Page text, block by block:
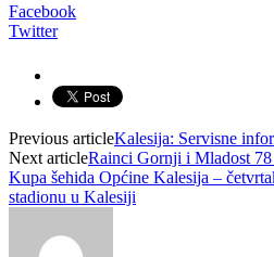
Facebook
Twitter
Previous articleKalesija: Servisne
Next articleRainci Gornji i Mladost
Kupa šehida Općine Kalesija –
stadionu u Kalesiji